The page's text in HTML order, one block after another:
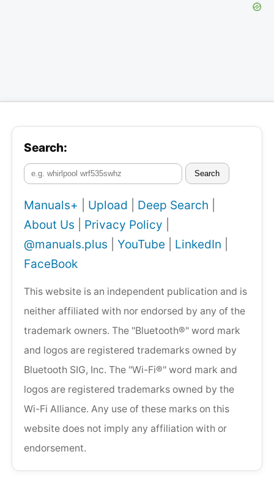
Search:
Search
Manuals+ Upload Deep Search
About Us
Privacy Policy
@manuals.plus
YouTube LinkedIn
FaceBook
This website is an independent publication and is
neither affiliated with nor endorsed by any of the
trademark owners. The "Bluetooth®" word mark
and logos are registered trademarks owned by
Bluetooth SIG, Inc. The "Wi-Fi®" word mark and
logos are registered trademarks owned by the
Wi-Fi Alliance. Any use of these marks on this
website does not imply any affiliation with or
endorsement.